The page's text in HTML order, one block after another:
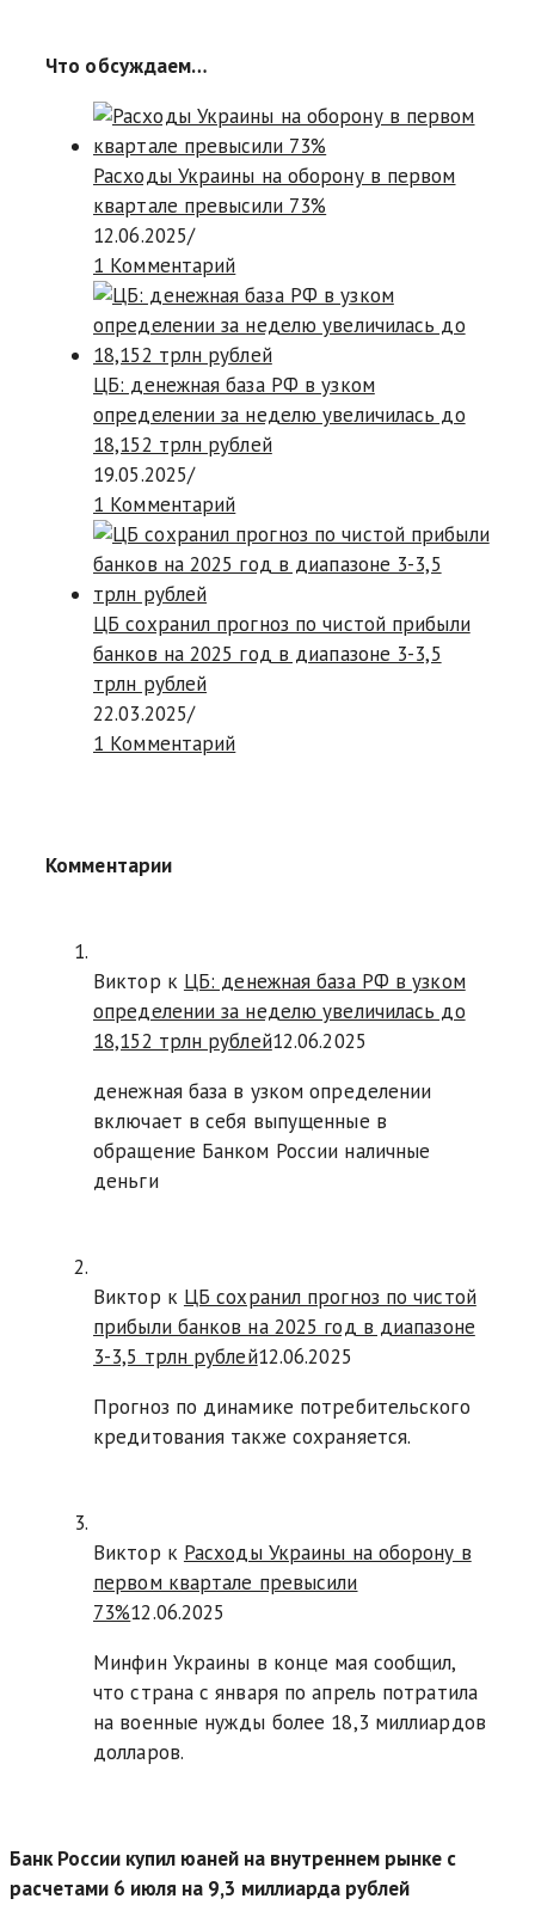
Что обсуждаем…
Расходы Украины на оборону в первом
квартале превысили 73%
12.06.2025/
1 Комментарий
ЦБ: денежная база РФ в узком
определении за неделю увеличилась до
18,152 трлн рублей
19.05.2025/
1 Комментарий
ЦБ сохранил прогноз по чистой прибыли
банков на 2025 год в диапазоне 3-3,5
трлн рублей
22.03.2025/
1 Комментарий
Комментарии
Виктор к ЦБ: денежная база РФ в узком
определении за неделю увеличилась до
18,152 трлн рублей12.06.2025
денежная база в узком определении
включает в себя выпущенные в
обращение Банком России наличные
деньги
Виктор к ЦБ сохранил прогноз по чистой
прибыли банков на 2025 год в диапазоне
3-3,5 трлн рублей12.06.2025
Прогноз по динамике потребительского
кредитования также сохраняется.
Виктор к Расходы Украины на оборону в
первом квартале превысили
73%12.06.2025
Минфин Украины в конце мая сообщил,
что страна с января по апрель потратила
на военные нужды более 18,3 миллиардов
долларов.
Банк России купил юаней на внутреннем рынке с
расчетами 6 июля на 9,3 миллиарда рублей